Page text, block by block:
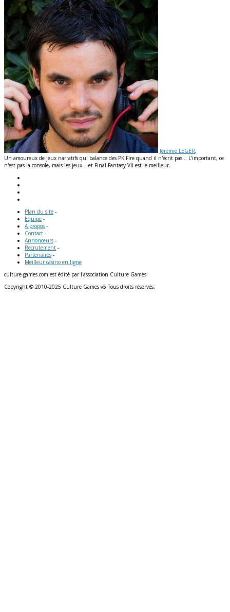
Jérémie LEGER,
Un amoureux de jeux narratifs qui balance des PK Fire quand il n'écrit pas... L'important, ce
n'est pas la console, mais les jeux... et Final Fantasy VII est le meilleur.
Plan du site -
Equipe -
A propos -
Contact -
Annonceurs -
Recrutement -
Partenaires -
Meilleur casino en ligne
culture-games.com est édité par l'association Culture Games
Copyright © 2010-2025 Culture Games v5 Tous droits réservés.